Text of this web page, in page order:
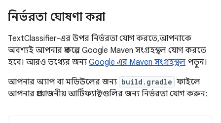
নির্ভরতা ঘোষণা করা
TextClassifier-এর উপর নির্ভরতা যোগ করতে, আপনাকে
অবশ্যই আপনার প্রকল্পে Google Maven সংগ্রহস্থল যোগ করতে
হবে। আরও তথ্যের জন্য Google এর Maven সংগ্রহস্থল পড়ুন।
আপনার অ্যাপ বা মডিউলের জন্য build.gradle ফাইলে
আপনার প্রয়োজনীয় আর্টিফ্যাক্টগুলির জন্য নির্ভরতা যোগ করুন: